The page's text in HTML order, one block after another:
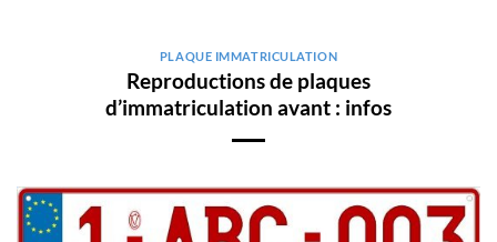
PLAQUE IMMATRICULATION
Reproductions de plaques
d’immatriculation avant : infos